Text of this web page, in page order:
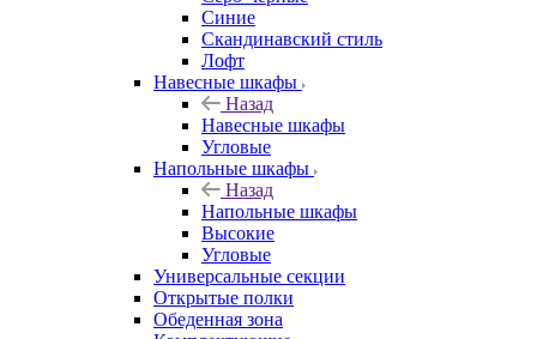
Синие
Скандинавский стиль
Лофт
Навесные шкафы
Назад
Навесные шкафы
Угловые
Напольные шкафы
Назад
Напольные шкафы
Высокие
Угловые
Универсальные секции
Открытые полки
Обеденная зона